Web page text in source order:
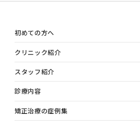
初めての方へ
クリニック紹介
スタッフ紹介
診療内容
矯正治療の症例集